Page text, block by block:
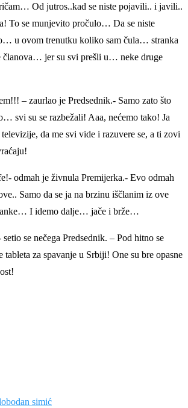
Od jutros..kad se niste pojavili.. i javili..
To se munjevito pročulo… Da se niste
u ovom trenutku koliko sam čula… stranka
članova… jer su svi prešli u… neke druge
– zaurlao je Predsednik.- Samo zato što
svi su se razbežali! Aaa, nećemo tako! Ja
da me svi vide i razuvere se, a ti zovi
odmah je živnula Premijerka.- Evo odmah
Samo da se ja na brzinu iščlanim iz ove
I idemo dalje… jače i brže…
se nečega Predsednik. – Pod hitno se
tableta za spavanje u Srbiji! One su bre opasne
simić